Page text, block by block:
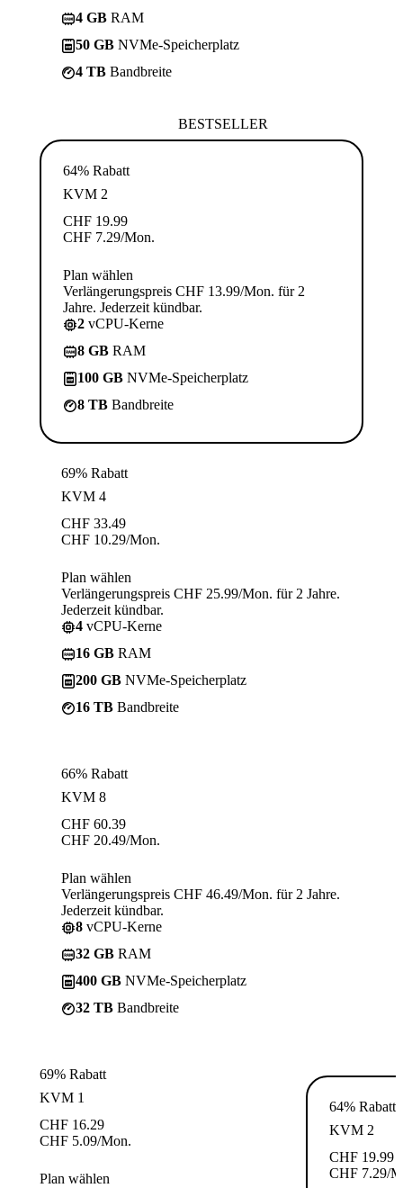
4 GB RAM
50 GB NVMe-Speicherplatz
4 TB Bandbreite
BESTSELLER
64% Rabatt
KVM 2
CHF 19.99
CHF 7.29/Mon.
Plan wählen
Verlängerungspreis CHF 13.99/Mon. für 2
Jahre. Jederzeit kündbar.
2 vCPU-Kerne
8 GB RAM
100 GB NVMe-Speicherplatz
8 TB Bandbreite
69% Rabatt
KVM 4
CHF 33.49
CHF 10.29/Mon.
Plan wählen
Verlängerungspreis CHF 25.99/Mon. für 2 Jahre.
Jederzeit kündbar.
4 vCPU-Kerne
16 GB RAM
200 GB NVMe-Speicherplatz
16 TB Bandbreite
66% Rabatt
KVM 8
CHF 60.39
CHF 20.49/Mon.
Plan wählen
Verlängerungspreis CHF 46.49/Mon. für 2 Jahre.
Jederzeit kündbar.
8 vCPU-Kerne
32 GB RAM
400 GB NVMe-Speicherplatz
32 TB Bandbreite
69% Rabatt
KVM 1
CHF 16.29
CHF 5.09/Mon.
Plan wählen
64% Rabatt
KVM 2
CHF 19.99
CHF 7.29/